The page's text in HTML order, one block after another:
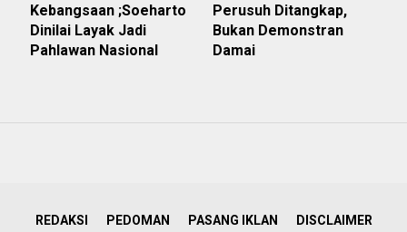
Kebangsaan ;Soeharto
Dinilai Layak Jadi
Pahlawan Nasional
Perusuh Ditangkap,
Bukan Demonstran
Damai
REDAKSI PEDOMAN PASANG IKLAN DISCLAIMER